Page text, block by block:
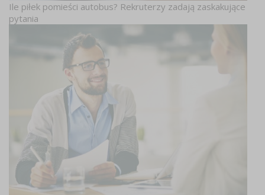
Ile piłek pomieści autobus? Rekruterzy zadają zaskakujące
pytania